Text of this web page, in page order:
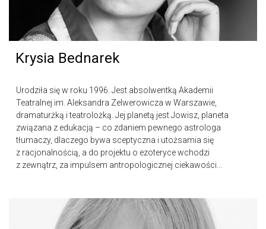
Krysia Bednarek
Urodziła się w roku 1996. Jest absolwentką Akademii
Teatralnej im. Aleksandra Zelwerowicza w Warszawie,
dramaturżką i teatrolożką. Jej planetą jest Jowisz, planeta
związana z edukacją – co zdaniem pewnego astrologa
tłumaczy, dlaczego bywa sceptyczna i utożsamia się
z racjonalnością, a do projektu o ezoteryce wchodzi
z zewnątrz, za impulsem antropologicznej ciekawości...